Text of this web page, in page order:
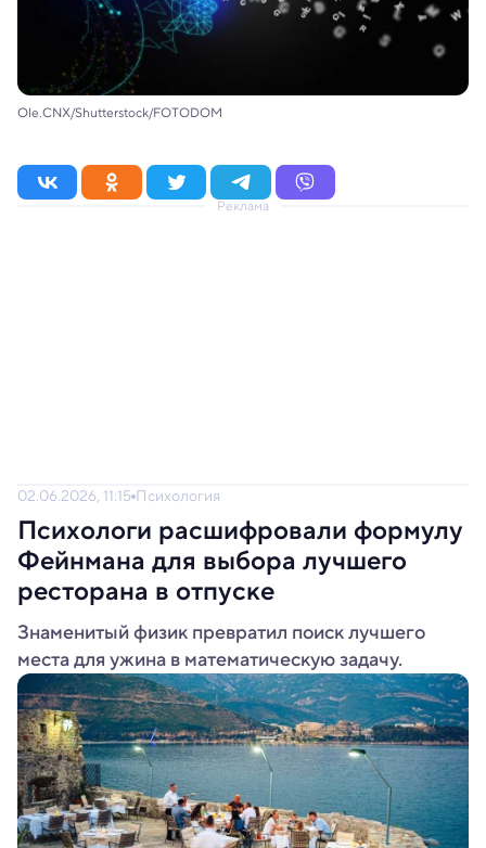
Ole.CNX/Shutterstock/FOTODOM
Реклама
02.06.2026, 11:15 Психология
Психологи расшифровали формулу
Фейнмана для выбора лучшего
ресторана в отпуске
Знаменитый физик превратил поиск лучшего
места для ужина в математическую задачу.